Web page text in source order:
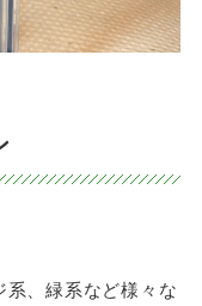
、緑系など様々な